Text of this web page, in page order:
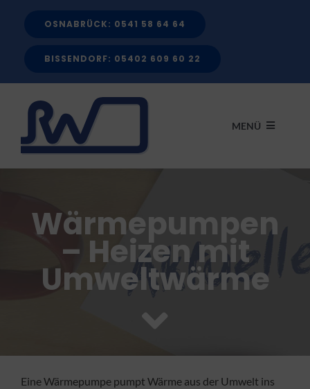
OSNABRÜCK: 0541 58 64 64
BISSENDORF: 05402 609 60 22
MENÜ
LEISTUNGEN
FÖRDERMITTEL
FACHBETRIEB
Wärmepumpen
– Heizen mit
Umweltwärme
Eine Wärmepumpe pumpt Wärme aus der Umwelt ins